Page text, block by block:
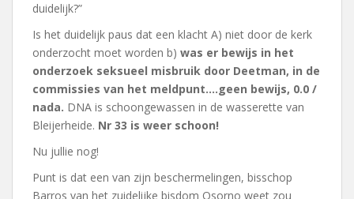
duidelijk?”
Is het duidelijk paus dat een klacht A) niet door de kerk
onderzocht moet worden b) was er bewijs in het
onderzoek seksueel misbruik door Deetman, in de
commissies van het meldpunt….geen bewijs, 0.0 /
nada. DNA is schoongewassen in de wasserette van
Bleijerheide. Nr 33 is weer schoon!
Nu jullie nog!
Punt is dat een van zijn beschermelingen, bisschop
Barros van het zuidelijke bisdom Osorno weet zou